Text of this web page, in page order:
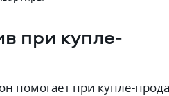
при купле-
помогает при купле-